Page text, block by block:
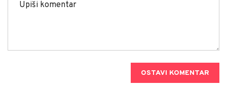
OSTAVI KOMENTAR